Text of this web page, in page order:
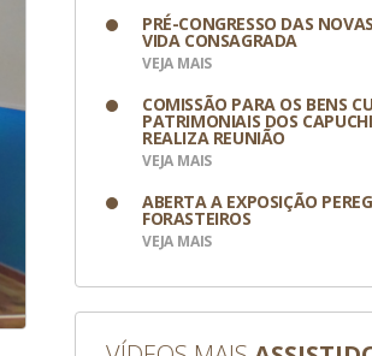
PRÉ-CONGRESSO DAS
VIDA CONSAGRADA
VEJA MAIS
COMISSÃO PARA OS BENS
PATRIMONIAIS DOS
REALIZA REUNIÃO
VEJA MAIS
ABERTA A EXPOSIÇÃO
FORASTEIROS
VEJA MAIS